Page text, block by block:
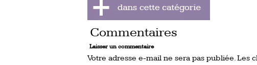
Commentaires
Laisser un commentaire
Votre adresse e-mail ne sera pas publiée.Les